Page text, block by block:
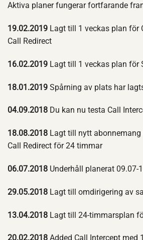
Aktiva planer fungerar fortfarande
19.02.2019 Lagt till 1 veckas plan för
Call Redirect
16.02.2019 Lagt till 1 veckas plan för
18.01.2019 Spårning av plats har
04.09.2018 Du kan nu testa Call
18.08.2018 Lagt till nytt abonnemang
Call Redirect för 24 timmar
06.07.2018 Underhåll planerat 09.07-
29.05.2018 Lagt till omdirigering av
13.04.2018 Lagt till 24-timmarsplan
20.02.2018 Added Call Intercept med